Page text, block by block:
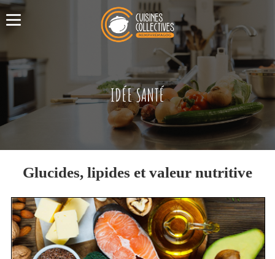
IDÉE SANTÉ
Glucides, lipides et valeur nutritive